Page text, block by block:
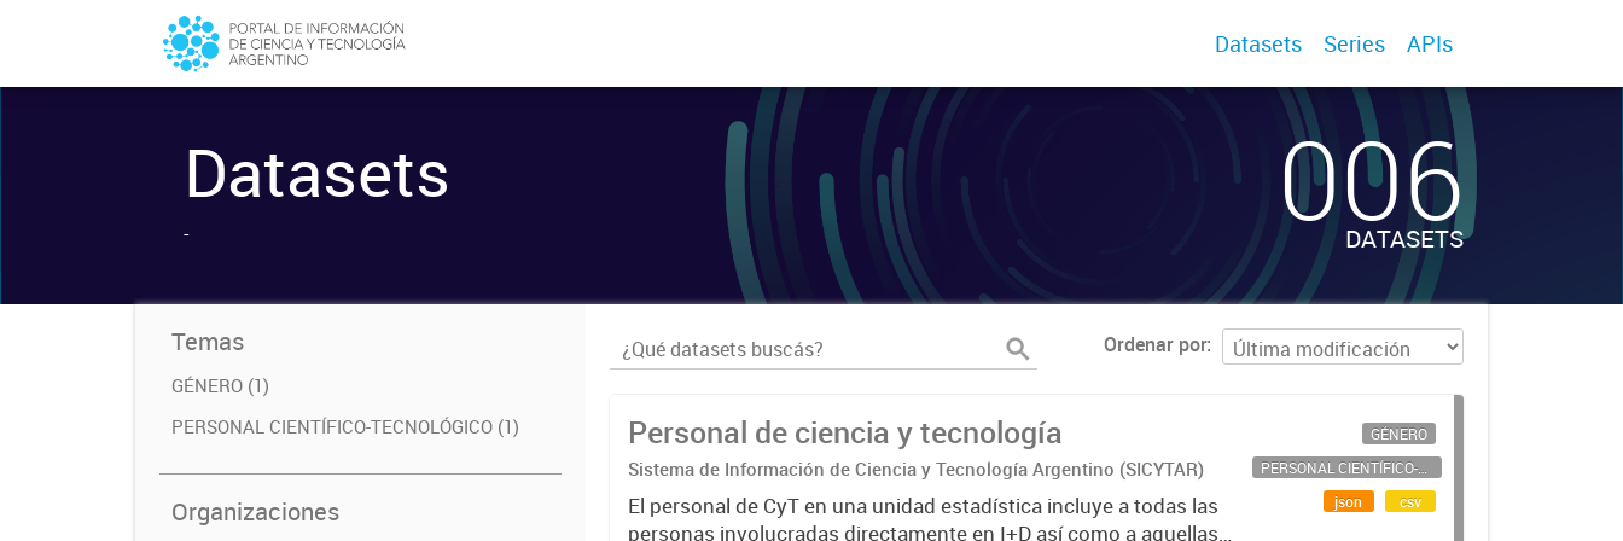
Datasets Series APIs
Datasets
- 006
DATASETS
Temas
GÉNERO (1)
PERSONAL CIENTÍFICO-TECNOLÓGICO (1)
Organizaciones
Ordenar por
Personal de ciencia y tecnología
Sistema de Información de Ciencia y Tecnología Argentino (SICYTAR)
El personal de CyT en una unidad estadística incluye a todas las
personas involucradas directamente en I+D así como a aquellas
GÉNERO
PERSONAL CIENTÍFICO-TECNOLÓGICO
json
csv